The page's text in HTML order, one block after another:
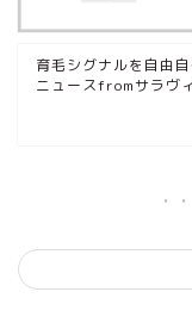
育毛シグナルを自由
ニュースfromサラヴ